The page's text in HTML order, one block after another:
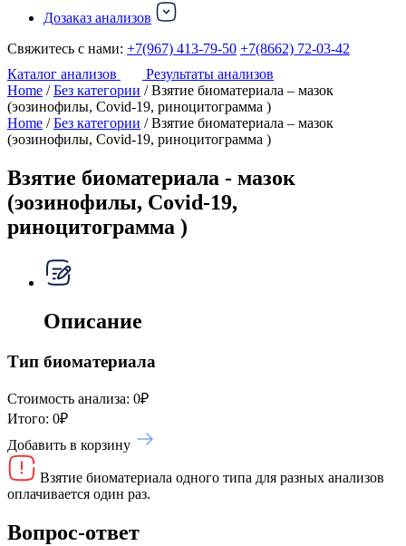
Дозаказ анализов
Свяжитесь с нами: +7(967) 413-79-50 +7(8662) 72-03-42
Каталог анализов
Результаты анализов
Home /Без категории / Взятие биоматериала – мазок
(эозинофилы, Covid-19, риноцитограмма )
Home /Без категории / Взятие биоматериала – мазок
(эозинофилы, Covid-19, риноцитограмма )
Взятие биоматериала - мазок
(эозинофилы, Covid-19,
риноцитограмма )
Описание
Тип биоматериала
Стоимость анализа: 0₽
Итого: 0₽
Добавить в корзину
Взятие биоматериала одного типа для разных анализов
оплачивается один раз.
Вопрос-ответ